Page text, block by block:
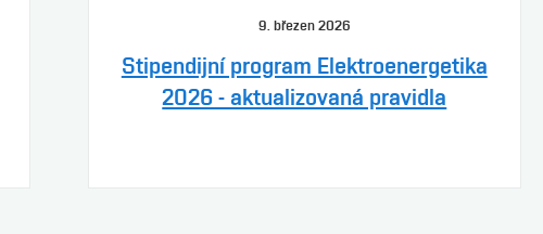
9. březen 2026
Stipendijní program Elektroenergetika
2026 - aktualizovaná pravidla